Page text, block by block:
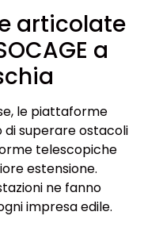
articolate
a
le piattaforme
di superare ostacoli
telescopiche
estensione.
ne fanno
impresa edile.